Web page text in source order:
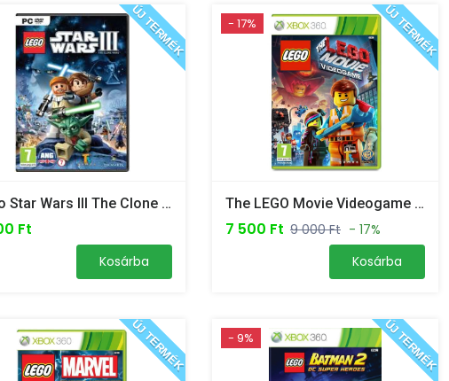
ÚJ TERMÉK
Lego Star Wars III The Clone Wars - PC
Ft
Kosárba
- 17% ÚJ TERMÉK
The LEGO Movie Videogame - Xbox 360 /ÚJ/
7 500 Ft 9 000 Ft - 17%
Kosárba
ÚJ TERMÉK - 9% ÚJ TERMÉK